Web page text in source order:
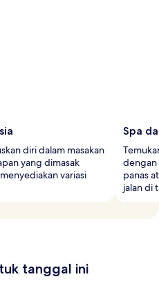
diri dalam masakan
yang dimasak
variasi
Spa
dengan
panas
jalan di
tanggal ini